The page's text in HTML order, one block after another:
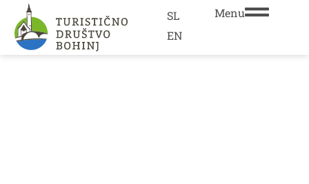
SL
EN
Menu